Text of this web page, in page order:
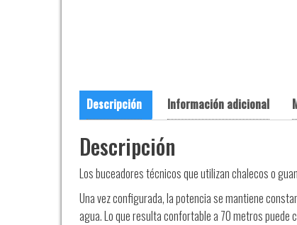
Descripción Información adicional
Descripción
Los buceadores técnicos que utilizan chalecos o
Una vez configurada, la potencia se mantiene
agua. Lo que resulta confortable a 70 metros